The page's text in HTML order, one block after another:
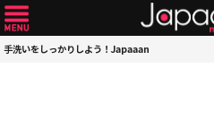
手洗いをしっかりしよう！Japaaan